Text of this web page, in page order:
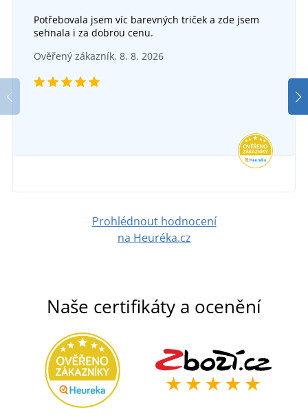
Potřebovala jsem víc barevných triček a zde jsem
sehnala i za dobrou cenu.
Ověřený zákazník, 8. 8. 2026
Prohlédnout hodnocení
na Heuréka.cz
Naše certifikáty a ocenění